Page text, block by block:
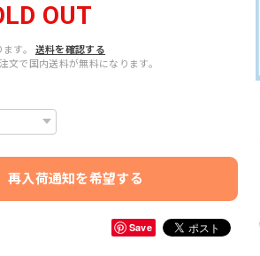
OUT
す。
送料を確認する
文で国内送料が無料になります。
再入荷通知を希望する
Save